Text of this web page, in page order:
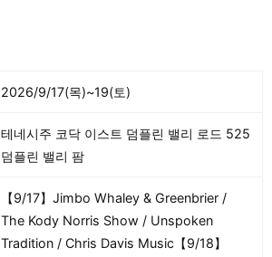
2026/9/17(목)~19(토)
테네시주 코닥 이스트 덤플린 밸리 로드 525
덤플린 밸리 팜
【9/17】Jimbo Whaley & Greenbrier /
The Kody Norris Show / Unspoken
Tradition / Chris Davis Music【9/18】